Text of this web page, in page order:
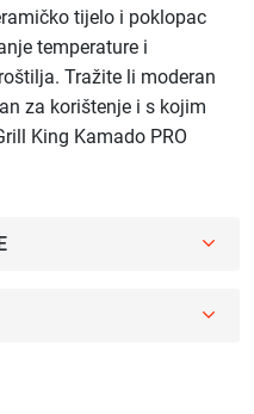
tijelo i poklopac
temperature i
Tražite li moderan
za korištenje i s kojim
King Kamado PRO